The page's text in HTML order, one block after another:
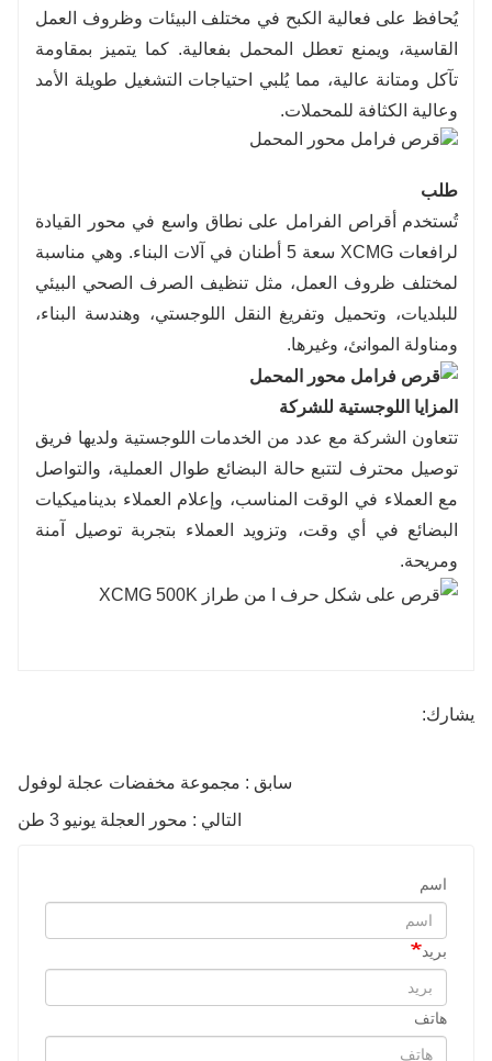
يُحافظ على فعالية الكبح في مختلف البيئات وظروف العمل
القاسية، ويمنع تعطل المحمل بفعالية. كما يتميز بمقاومة
تآكل ومتانة عالية، مما يُلبي احتياجات التشغيل طويلة الأمد
وعالية الكثافة للمحملات.
طلب
تُستخدم أقراص الفرامل على نطاق واسع في محور القيادة
لرافعات XCMG سعة 5 أطنان في آلات البناء. وهي مناسبة
لمختلف ظروف العمل، مثل تنظيف الصرف الصحي البيئي
للبلديات، وتحميل وتفريغ النقل اللوجستي، وهندسة البناء،
ومناولة الموانئ، وغيرها.
المزايا اللوجستية للشركة
تتعاون الشركة مع عدد من الخدمات اللوجستية ولديها فريق
توصيل محترف لتتبع حالة البضائع طوال العملية، والتواصل
مع العملاء في الوقت المناسب، وإعلام العملاء بديناميكيات
البضائع في أي وقت، وتزويد العملاء بتجربة توصيل آمنة
ومريحة.
يشارك:
سابق : مجموعة مخفضات عجلة لوفول
التالي : محور العجلة يونيو 3 طن
اسم
بريد
هاتف